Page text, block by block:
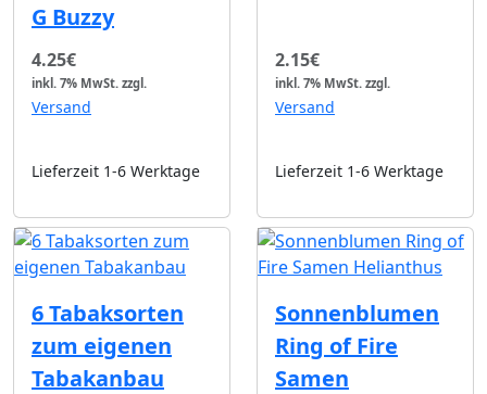
G Buzzy
4.25€
inkl. 7% MwSt. zzgl.
Versand
Lieferzeit 1-6 Werktage
2.15€
inkl. 7% MwSt. zzgl.
Versand
Lieferzeit 1-6 Werktage
6 Tabaksorten
zum eigenen
Tabakanbau
Sonnenblumen
Ring of Fire
Samen